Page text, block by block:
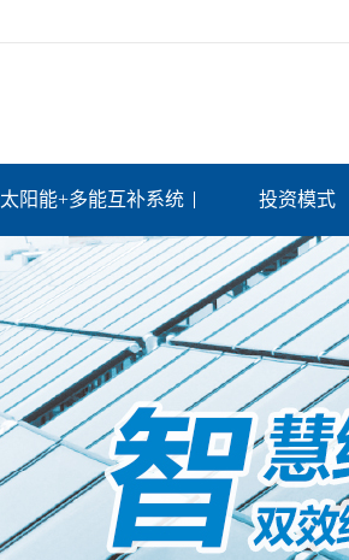
太阳能+多能互补系统 投资模式